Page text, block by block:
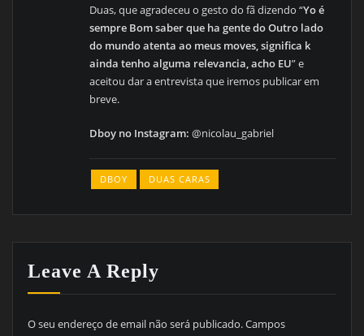
Duas, que agradeceu o gesto do fã dizendo “Yo é
sempre Bom saber que ha gente do Outro lado
do mundo atenta ao meus moves, significa k
ainda tenho alguma relevancia, acho EU” e
aceitou dar a entrevista que iremos publicar em
breve.
Dboy no Instagram: @nicolau_gabriel
DBOY DUAS CARAS
Leave A Reply
O seu endereço de email não será publicado.Campos